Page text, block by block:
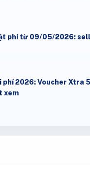
phí từ 09/05/2026:
phí 2026: Voucher Xtra
xem